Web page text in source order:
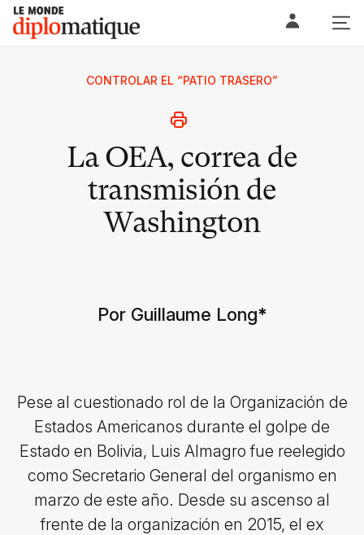
Skip
content
Le monde diplomatique
CONTROLAR EL “PATIO TRASERO”
La OEA, correa de
transmisión de
Washington
Por Guillaume Long*
Pese al cuestionado rol de la Organización de
Estados Americanos durante el golpe de
Estado en Bolivia, Luis Almagro fue reelegido
como Secretario General del organismo en
marzo de este año. Desde su ascenso al
frente de la organización en 2015, el ex